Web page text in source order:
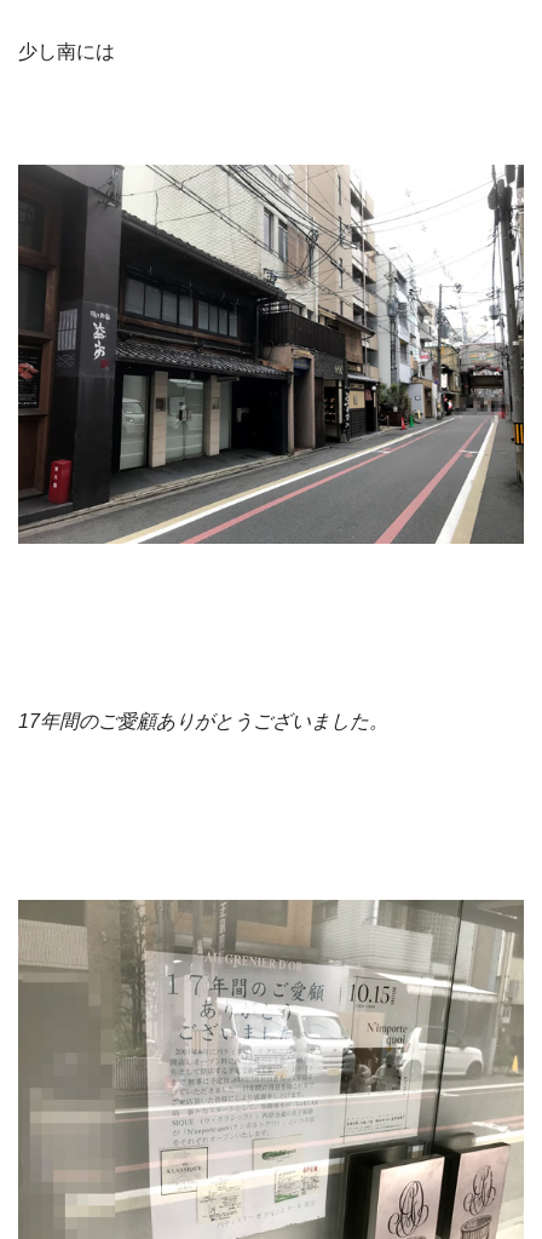
少し南には
17年間のご愛顧ありがとうございました。